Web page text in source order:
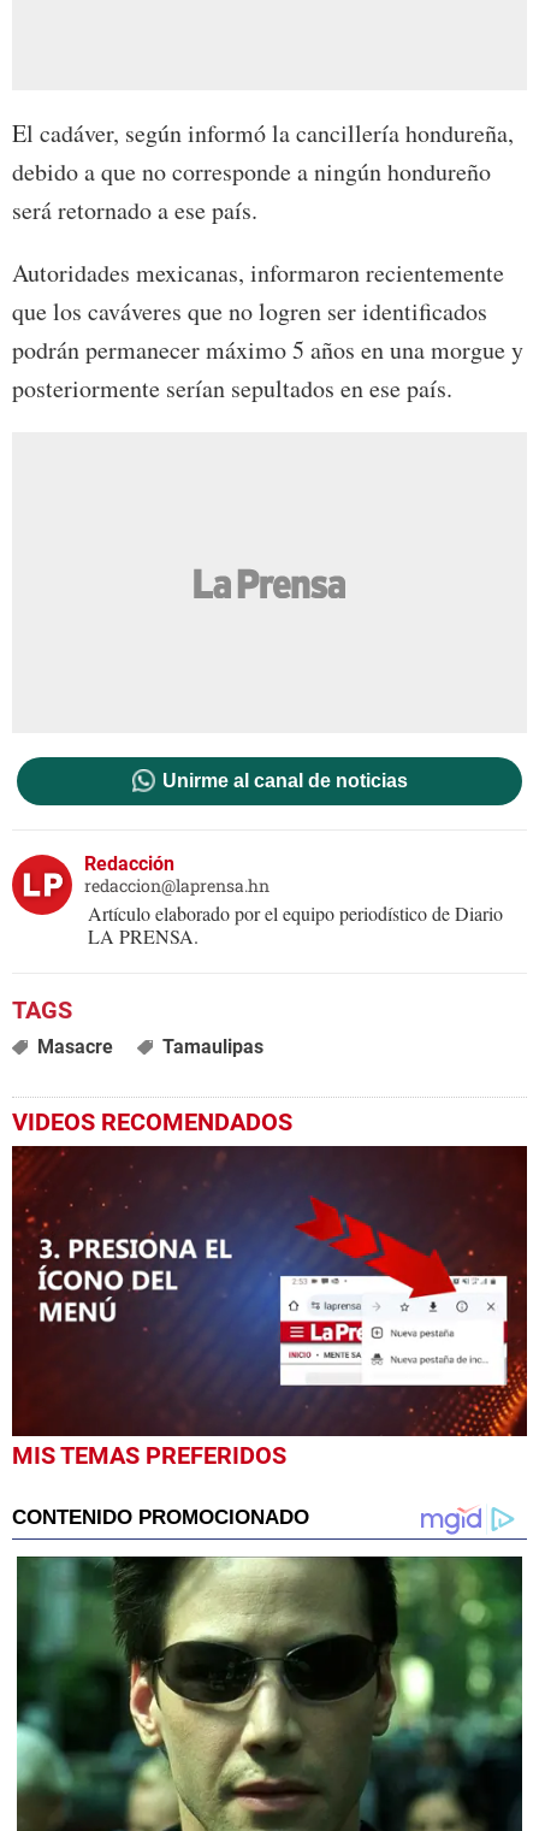
El cadáver, según informó la cancillería hondureña,
debido a que no corresponde a ningún hondureño
será retornado a ese país.
Autoridades mexicanas, informaron recientemente
que los caváveres que no logren ser identificados
podrán permanecer máximo 5 años en una morgue y
posteriormente serían sepultados en ese país.
Unirme al canal de noticias
Redacción
redaccion@laprensa.hn
Artículo elaborado por el equipo periodístico de Diario
LA PRENSA.
Masacre Tamaulipas
VIDEOS RECOMENDADOS
0
seconds
seconds
MIS TEMAS PREFERIDOS